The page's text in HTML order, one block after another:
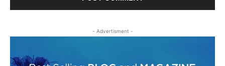
- Advertisment -